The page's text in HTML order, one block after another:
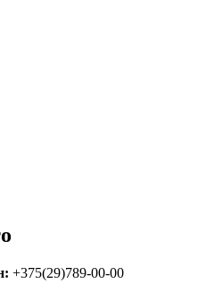
+375(29)789-00-00